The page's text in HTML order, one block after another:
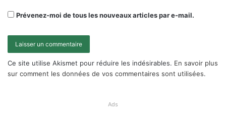
Prévenez-moi de tous les nouveaux articles par e-mail.
Ce site utilise Akismet pour réduire les indésirables. En savoir plus
sur comment les données de vos commentaires sont utilisées.
Ads